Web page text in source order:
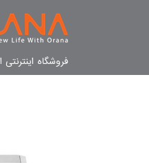
فروشگاه اینترنتی